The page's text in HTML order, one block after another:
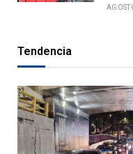
Tendencia